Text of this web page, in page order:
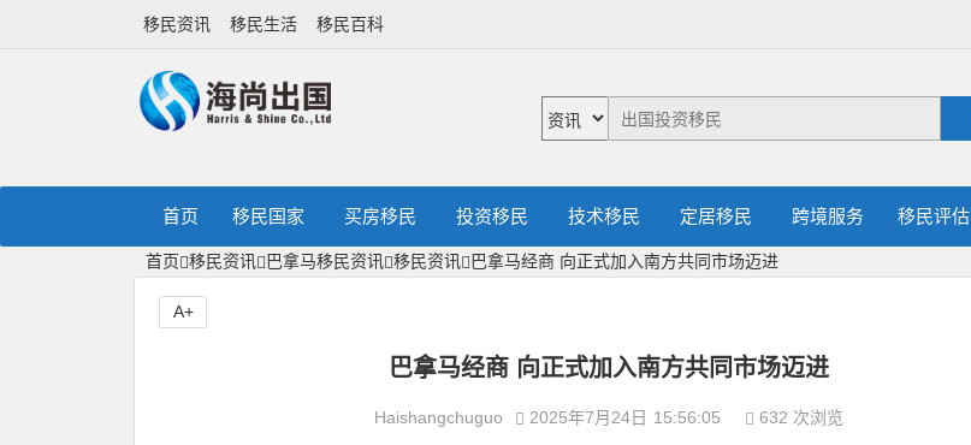
移民资讯 移民生活 移民百科
首页 移民国家 买房移民 投资移民 技术移民 定居移民 跨境服务 移民评估
首页 移民资讯 巴拿马移民资讯 移民资讯 巴拿马经商 向正式加入南方共同市场迈进
巴拿马经商 向正式加入南方共同市场迈进
Haishangchuguo 2025年7月24日 15:56:05 632 次浏览
A+